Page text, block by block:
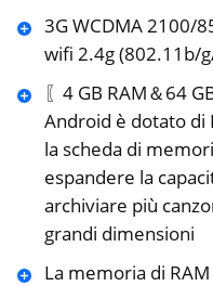
3G WCDMA 2100/
wifi 2.4g (802.11b/
〖4 GB RAM＆64
Android è dotato di
la scheda di
espandere la
archiviare più
grandi dimensioni
La memoria di